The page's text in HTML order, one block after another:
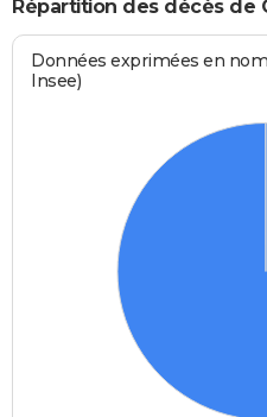
Répartition des décès de
Données exprimées en
Insee)